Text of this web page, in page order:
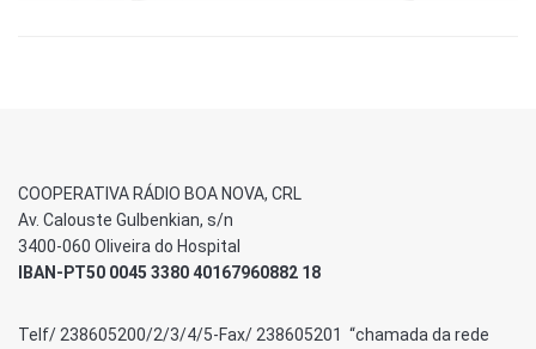
COOPERATIVA RÁDIO BOA NOVA, CRL
Av. Calouste Gulbenkian, s/n
3400-060 Oliveira do Hospital
IBAN-PT50 0045 3380 40167960882 18
Telf/ 238605200/2/3/4/5-Fax/ 238605201 “chamada da rede